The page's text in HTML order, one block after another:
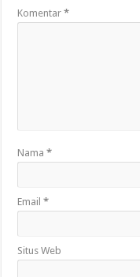
Komentar*
Nama*
Email*
Situs Web